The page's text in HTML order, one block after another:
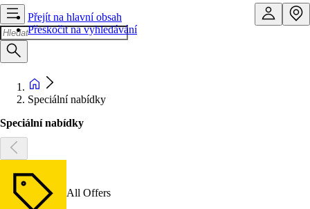
Přejít na hlavní obsah
Přeskočit na vyhledávání
Speciální nabídky
Speciální nabídky
All Offers